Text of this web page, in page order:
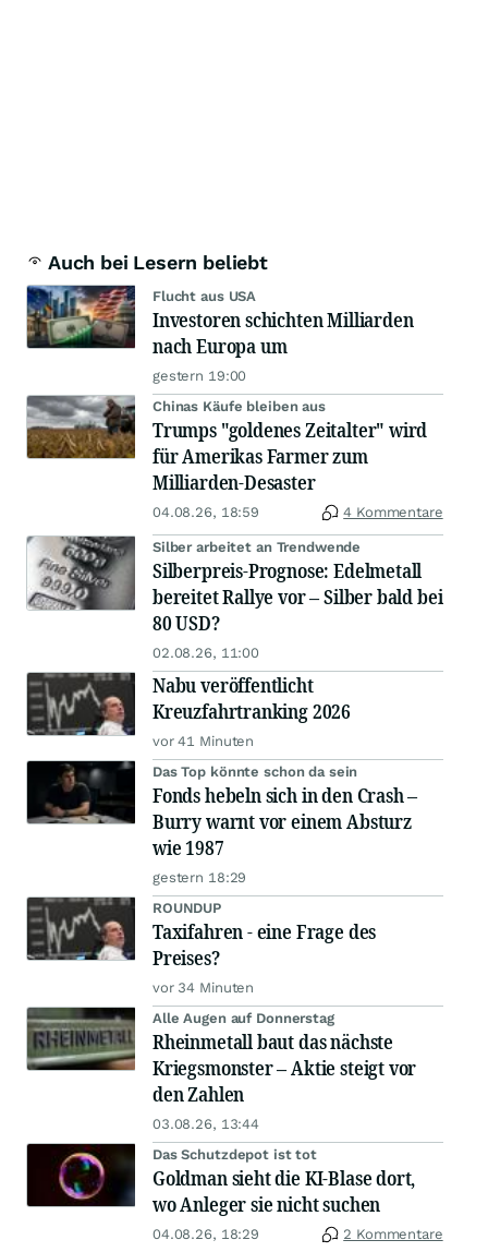
Auch bei Lesern beliebt
Flucht aus USA
Investoren schichten Milliarden
nach Europa um
gestern 19:00
Chinas Käufe bleiben aus
Trumps "goldenes Zeitalter" wird
für Amerikas Farmer zum
Milliarden-Desaster
04.08.26, 18:59 4 Kommentare
Silber arbeitet an Trendwende
Silberpreis-Prognose: Edelmetall
bereitet Rallye vor – Silber bald bei
80 USD?
02.08.26, 11:00
Nabu veröffentlicht
Kreuzfahrtranking 2026
vor 41 Minuten
Das Top könnte schon da sein
Fonds hebeln sich in den Crash –
Burry warnt vor einem Absturz
wie 1987
gestern 18:29
ROUNDUP
Taxifahren - eine Frage des
Preises?
vor 34 Minuten
Alle Augen auf Donnerstag
Rheinmetall baut das nächste
Kriegsmonster – Aktie steigt vor
den Zahlen
03.08.26, 13:44
Das Schutzdepot ist tot
Goldman sieht die KI-Blase dort,
wo Anleger sie nicht suchen
04.08.26, 18:29 2 Kommentare